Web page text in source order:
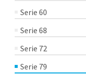
Serie 60
Serie 68
Serie 72
Serie 79